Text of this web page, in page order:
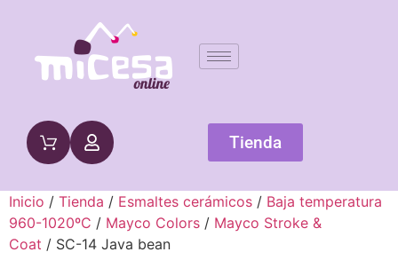
Tienda
Inicio / Tienda / Esmaltes cerámicos / Baja temperatura
960-1020ºC / Mayco Colors / Mayco Stroke &
Coat / SC-14 Java bean